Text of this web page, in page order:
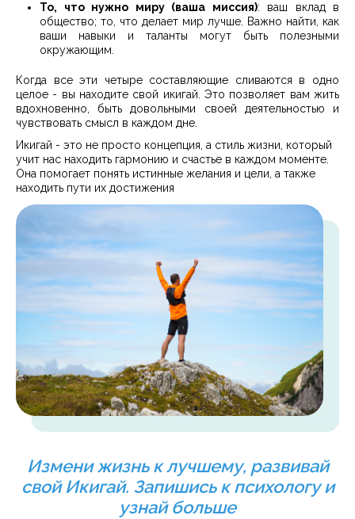
То, что нужно миру (ваша миссия): ваш вклад в
общество; то, что делает мир лучше. Важно найти, как
ваши навыки и таланты могут быть полезными
окружающим.
Когда все эти четыре составляющие сливаются в одно
целое - вы находите свой икигай. Это позволяет вам жить
вдохновенно, быть довольными своей деятельностью и
чувствовать смысл в каждом дне.
Икигай - это не просто концепция, а стиль жизни, который
учит нас находить гармонию и счастье в каждом моменте.
Она помогает понять истинные желания и цели, а также
находить пути их достижения
Измени жизнь к лучшему, развивай
свой Икигай. Запишись к психологу и
узнай больше